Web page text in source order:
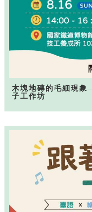
木塊地磚的毛細現
子工作坊